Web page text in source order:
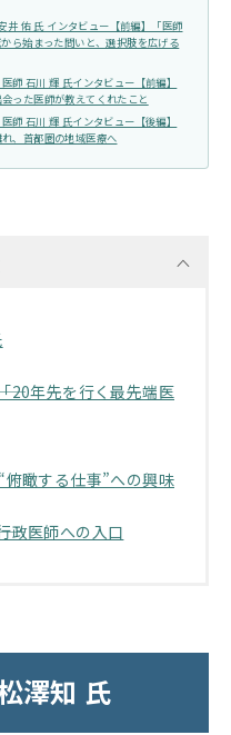
井 佑 氏 インタビュー【前編】「医師
ら始まった問いと、選択肢を広げる
師 石川 輝 氏インタビュー【前編】
った医師が教えてくれたこと
師 石川 輝 氏インタビュー【後編】
、首都圏の地域医療へ
20年先を行く最先端医
瞰する仕事”への興味
政医師への入口
澤知 氏